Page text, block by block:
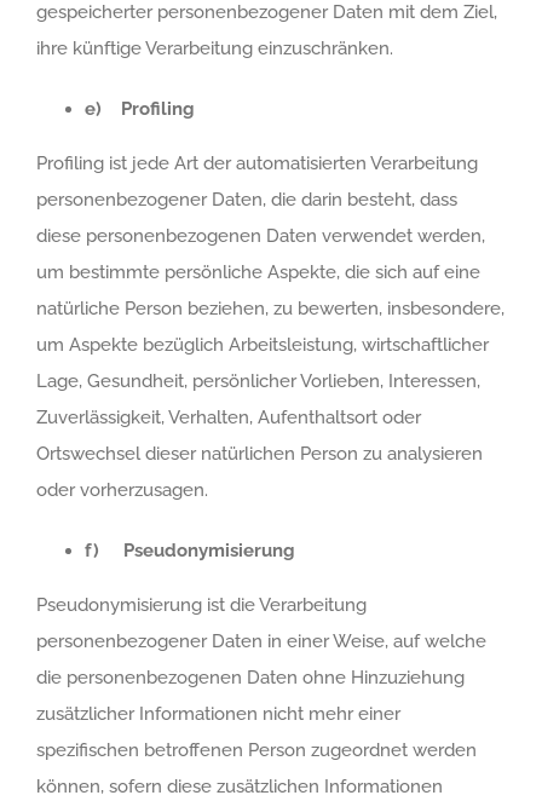
gespeicherter personenbezogener Daten mit dem Ziel,
ihre künftige Verarbeitung einzuschränken.
e) Profiling
Profiling ist jede Art der automatisierten Verarbeitung
personenbezogener Daten, die darin besteht, dass
diese personenbezogenen Daten verwendet werden,
um bestimmte persönliche Aspekte, die sich auf eine
natürliche Person beziehen, zu bewerten, insbesondere,
um Aspekte bezüglich Arbeitsleistung, wirtschaftlicher
Lage, Gesundheit, persönlicher Vorlieben, Interessen,
Zuverlässigkeit, Verhalten, Aufenthaltsort oder
Ortswechsel dieser natürlichen Person zu analysieren
oder vorherzusagen.
f) Pseudonymisierung
Pseudonymisierung ist die Verarbeitung
personenbezogener Daten in einer Weise, auf welche
die personenbezogenen Daten ohne Hinzuziehung
zusätzlicher Informationen nicht mehr einer
spezifischen betroffenen Person zugeordnet werden
können, sofern diese zusätzlichen Informationen